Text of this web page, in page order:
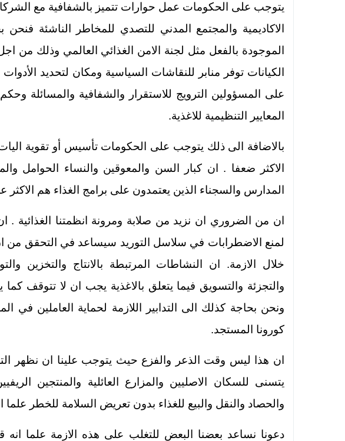
يتوجب على الحكومات عمل حوارات تتميز بالشفافية مع
الاكاديمية والمجتمع المدني للتصدي للمخاطر الناشئة فنحن
الموجودة بالفعل مثل لجنة الامن الغذائي العالمي وذلك من
الكيانات توفر منابر للنقاشات السياسية ومكان لتحديد
على المسؤولين الترويج للاستقرار والشفافية والمسائلة
المعايير التنظيمية للاغذية.
بالاضافة الى ذلك يتوجب على الحكومات تأسيس أو تقوية اليات
الاكثر ضعفا . ان كبار السن والمعوقين والنساء الحوامل
المدارس والسجناء الذين يعتمدون على برامج الغذاء هم الاكثر
ان من الضروري ان نزيد من صلابة ومرونة انظمتنا الغذائية .
لمنع الاضطرابات في سلاسل التوريد سيساعد في التحقق
خلال الازمة. ان النشاطات المرتبطة بالانتاج والتخزين
والتجزئة والتسويق فيما يتعلق بالاغذية يجب ان لا تتوقف
ونحن بحاجة كذلك الى التدابير اللازمة لحماية العاملين في
كورونا المستجد.
ان هذا ليس وقت الذعر والفزع حيث يتوجب علينا ان نظهر
يتسنى للسكان الاصليين والمزارع العائلية والمنتجين
والحصاد والنقل والبيع للغذاء بدون تعريض السلامة للخطر
دعونا نساعد بعضنا البعض للتغلب على هذه الازمة علما انه